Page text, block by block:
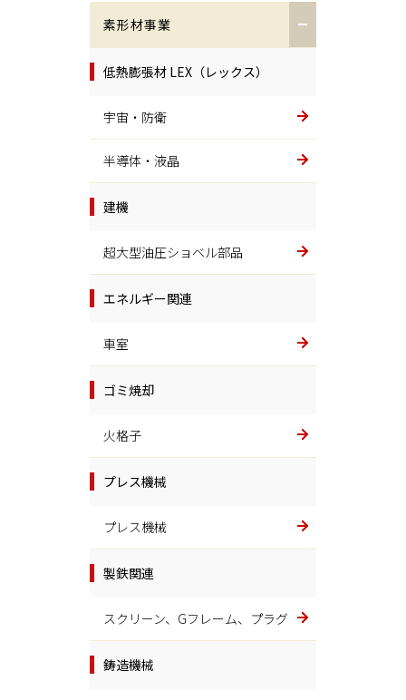
素形材事業
低熱膨張材 LEX（レックス）
宇宙・防衛
半導体・液晶
建機
超大型油圧ショベル部品
エネルギー関連
車室
ゴミ焼却
火格子
プレス機械
プレス機械
製鉄関連
スクリーン、Gフレーム、プラグ
鋳造機械